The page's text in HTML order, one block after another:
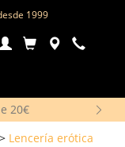
1999
20€
> Lencería erótica